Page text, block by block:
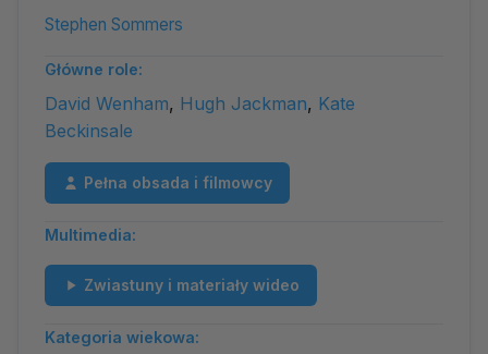
Stephen Sommers
Główne role:
David Wenham, Hugh Jackman, Kate
Beckinsale
Pełna obsada i filmowcy
Multimedia:
Zwiastuny i materiały wideo
Kategoria wiekowa: